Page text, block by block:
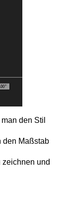
den Stil
den Maßstab
und